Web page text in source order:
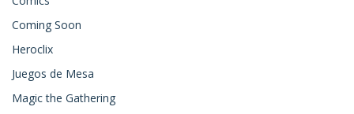
Coming Soon
Heroclix
Juegos de Mesa
Magic the Gathering